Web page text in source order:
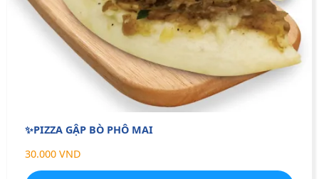
✨PIZZA GẬP BÒ PHÔ MAI
30.000 VND